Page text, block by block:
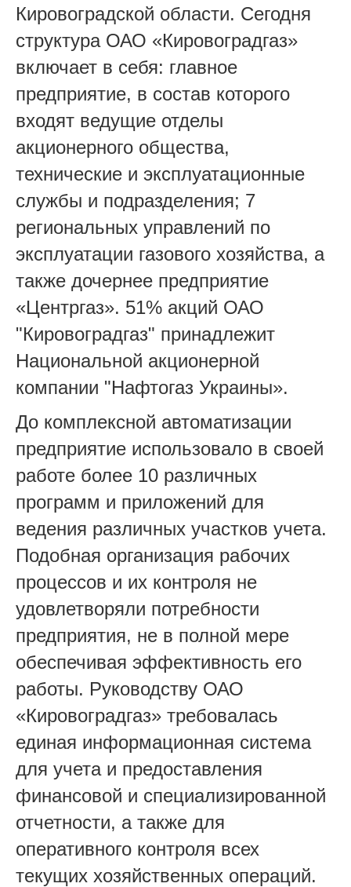
Кировоградской области. Сегодня
структура ОАО «Кировоградгаз»
включает в себя: главное
предприятие, в состав которого
входят ведущие отделы
акционерного общества,
технические и эксплуатационные
службы и подразделения; 7
региональных управлений по
эксплуатации газового хозяйства, а
также дочернее предприятие
«Центргаз». 51% акций ОАО
"Кировоградгаз" принадлежит
Национальной акционерной
компании "Нафтогаз Украины».
До комплексной автоматизации
предприятие использовало в своей
работе более 10 различных
программ и приложений для
ведения различных участков учета.
Подобная организация рабочих
процессов и их контроля не
удовлетворяли потребности
предприятия, не в полной мере
обеспечивая эффективность его
работы. Руководству ОАО
«Кировоградгаз» требовалась
единая информационная система
для учета и предоставления
финансовой и специализированной
отчетности, а также для
оперативного контроля всех
текущих хозяйственных операций.